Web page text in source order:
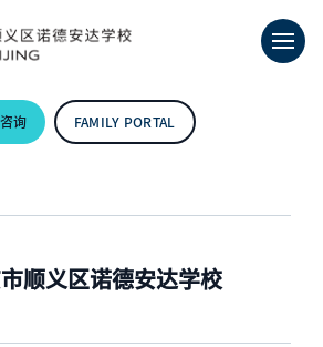
询 FAMILY PORTAL
顺义区诺德安达学校